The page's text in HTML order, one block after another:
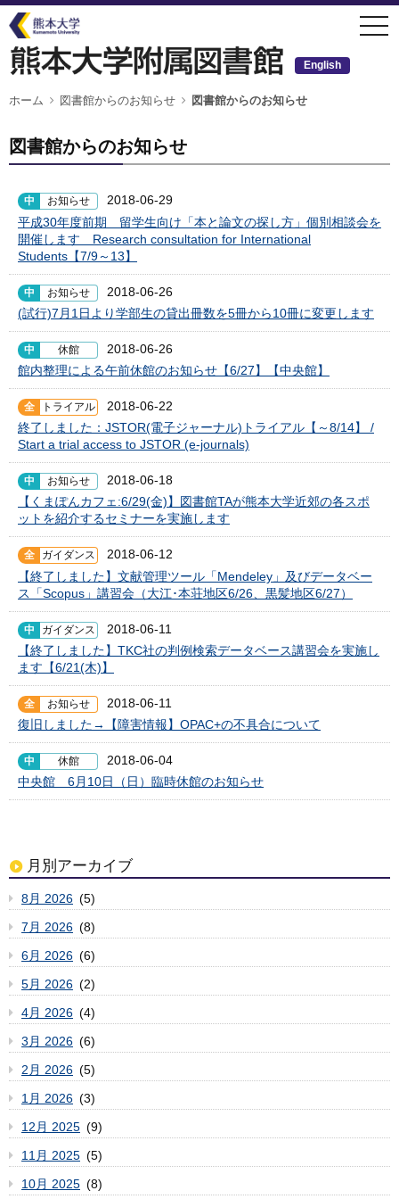
イ
コ
テ
ツ
動
English
パ
ン
ホーム 図書館からのお知らせ 図書館からのお知らせ
図書館からのお知らせ
中 お知らせ
2018-06-29
平成30年度前期 留学生向け「本と論文の探し方」個別相談会を
開催します Research consultation for International
Students【7/9～13】
中 お知らせ
2018-06-26
(試行)7月1日より学部生の貸出冊数を5冊から10冊に変更します
中 休館
2018-06-26
館内整理による午前休館のお知らせ【6/27】【中央館】
全 トライアル
2018-06-22
終了しました：JSTOR(電子ジャーナル)トライアル【～8/14】 /
Start a trial access to JSTOR (e-journals)
中 お知らせ
2018-06-18
【くまぽんカフェ:6/29(金)】図書館TAが熊本大学近郊の各スポ
ットを紹介するセミナーを実施します
全 ガイダンス
2018-06-12
【終了しました】文献管理ツール「Mendeley」及びデータベー
ス「Scopus」講習会（大江･本荘地区6/26、黒髪地区6/27）
中 ガイダンス
2018-06-11
【終了しました】TKC社の判例検索データベース講習会を実施し
ます【6/21(木)】
全 お知らせ
2018-06-11
復旧しました→【障害情報】OPAC+の不具合について
中 休館
2018-06-04
中央館 6月10日（日）臨時休館のお知らせ
月別アーカイブ
8月 2026 (5)
7月 2026 (8)
6月 2026 (6)
5月 2026 (2)
4月 2026 (4)
3月 2026 (6)
2月 2026 (5)
1月 2026 (3)
12月 2025 (9)
11月 2025 (5)
10月 2025 (8)